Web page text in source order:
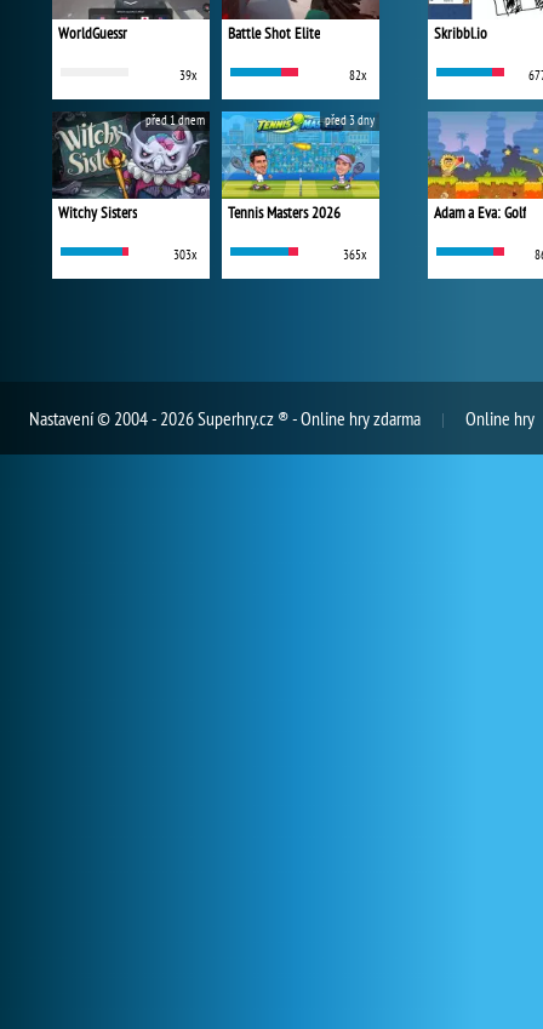
WorldGuessr
39x
Battle Shot Elite
82x
Witchy Sisters
303x
před 1 dnem
Tennis Masters 2026
365x
před 3 dny
Skribbl.io
Adam a Eva: Golf
Nastavení© 2004 - 2026 Superhry.cz ® - Online hry zdarma Online hry